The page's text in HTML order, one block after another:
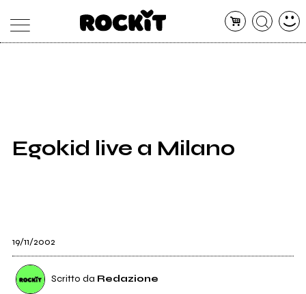
SHOP
RADIO
Egokid live a Milano
19/11/2002
Scritto da Redazione